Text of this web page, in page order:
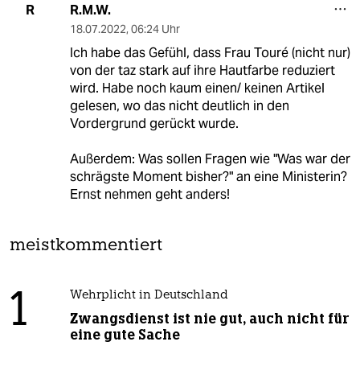
R R.M.W.
18.07.2022, 06:24 Uhr
Ich habe das Gefühl, dass Frau Touré (nicht nur)
von der taz stark auf ihre Hautfarbe reduziert
wird. Habe noch kaum einen/ keinen Artikel
gelesen, wo das nicht deutlich in den
Vordergrund gerückt wurde.
Außerdem: Was sollen Fragen wie "Was war der
schrägste Moment bisher?" an eine Ministerin?
Ernst nehmen geht anders!
meistkommentiert
1 Wehrplicht in Deutschland
Zwangsdienst ist nie gut, auch nicht für
eine gute Sache